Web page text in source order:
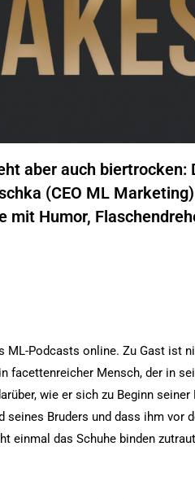
aber auch biertrocken:
(CEO ML
mit Humor,
ML-Podcasts online. Zu Gast ist
facettenreicher Mensch, der in
wie er sich zu Beginn
seines Bruders und dass ihm vor
einmal das Schuhe binden